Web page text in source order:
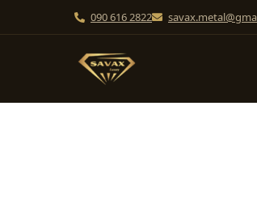
090 616 2822